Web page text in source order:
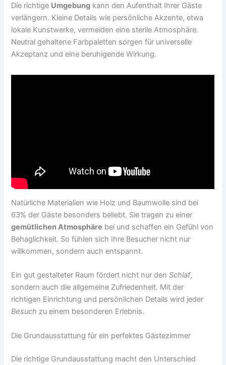
Die richtige Umgebung kann den Aufenthalt Ihrer Gäste
verlängern. Kleine Details wie persönliche Akzente, etwa
lokale Kunstwerke, vermeiden eine sterile Atmosphäre.
Neutral gehaltene Farbpaletten sorgen für universelle
Akzeptanz und eine beruhigende Wirkung.
Natürliche Materialien wie Holz und Baumwolle sind bei
63% der Gäste besonders beliebt. Sie tragen zu einer
gemütlichen Atmosphäre bei und schaffen ein Gefühl von
Behaglichkeit. So fühlen sich Ihre Besucher nicht nur
willkommen, sondern auch entspannt.
Ein gut gestalteter Raum fördert nicht nur denSchlaf,
sondern auch die allgemeine Zufriedenheit. Mit der
richtigen Einrichtung und persönlichen Details wird jeder
Besuch zu einem besonderen Erlebnis.
Die Grundausstattung für ein perfektes Gästezimmer
Die richtige Grundausstattung macht den Unterschied